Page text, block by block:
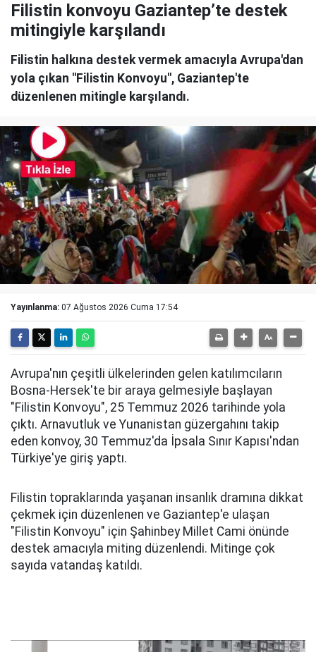
Filistin konvoyu Gaziantep’te destek
mitingiyle karşılandı
Filistin halkına destek vermek amacıyla Avrupa'dan
yola çıkan "Filistin Konvoyu", Gaziantep'te
düzenlenen mitingle karşılandı.
Yayınlanma: 07 Ağustos 2026 Cuma 17:54
Avrupa'nın çeşitli ülkelerinden gelen katılımcıların
Bosna-Hersek'te bir araya gelmesiyle başlayan
"Filistin Konvoyu", 25 Temmuz 2026 tarihinde yola
çıktı. Arnavutluk ve Yunanistan güzergahını takip
eden konvoy, 30 Temmuz'da İpsala Sınır Kapısı'ndan
Türkiye'ye giriş yaptı.
Filistin topraklarında yaşanan insanlık dramına dikkat
çekmek için düzenlenen ve Gaziantep'e ulaşan
"Filistin Konvoyu" için Şahinbey Millet Cami önünde
destek amacıyla miting düzenlendi. Mitinge çok
sayıda vatandaş katıldı.